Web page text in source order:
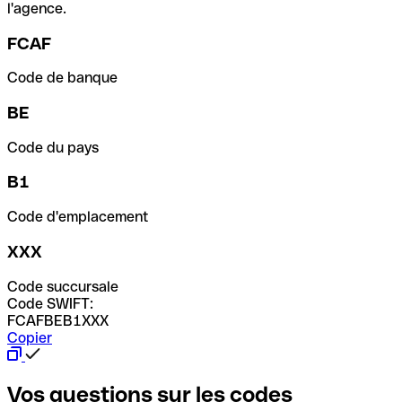
l'agence.
FCAF
Code de banque
BE
Code du pays
B1
Code d'emplacement
XXX
Code succursale
Code SWIFT:
FCAFBEB1XXX
Copier
Vos questions sur les codes